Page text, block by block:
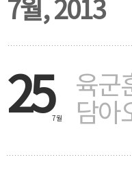
7월, 2013
257월
육군
담아